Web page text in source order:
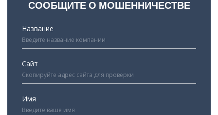
СООБЩИТЕ О МОШЕННИЧЕСТВЕ
Название
Сайт
Имя